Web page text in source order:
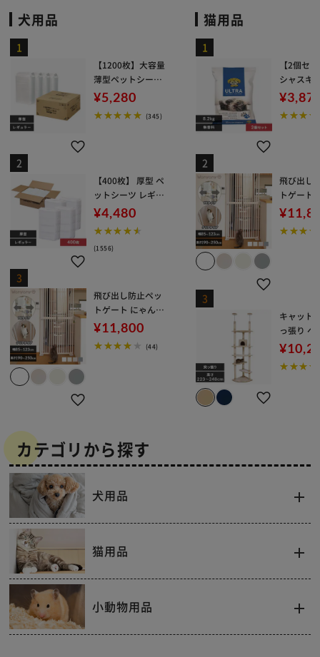
犬用品
【1200枚】大容量
薄型ペットシーツ
DES-1200
¥5,280
(345)
【400枚】 厚型 ペ
ットシーツ レギュ
ラー 100枚×4袋
¥4,480
(1556)
飛び出し防止ペッ
トゲート にゃんド
ア ホワイト 12711
07004 猫 ゲート
¥11,800
(44)
猫用品
【2個セ
シャスキ
ルトラ
猫砂 ベ
飛び出し
トゲート
ア ホワイ
07004 猫
キャット
っ張り ベ
タワー
カテゴリから探す
犬用品
猫用品
小動物用品